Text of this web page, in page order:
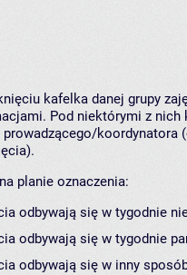
kafelka danej grupy
Pod niektórymi z nich
koordynatora
planie oznaczenia:
odbywają się w tygodnie
odbywają się w tygodnie
odbywają się w inny